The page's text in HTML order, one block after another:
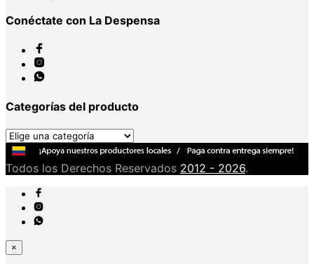
Conéctate con La Despensa
Categorías del producto
Todos los Derechos Reservados 2012 - 2026.
×